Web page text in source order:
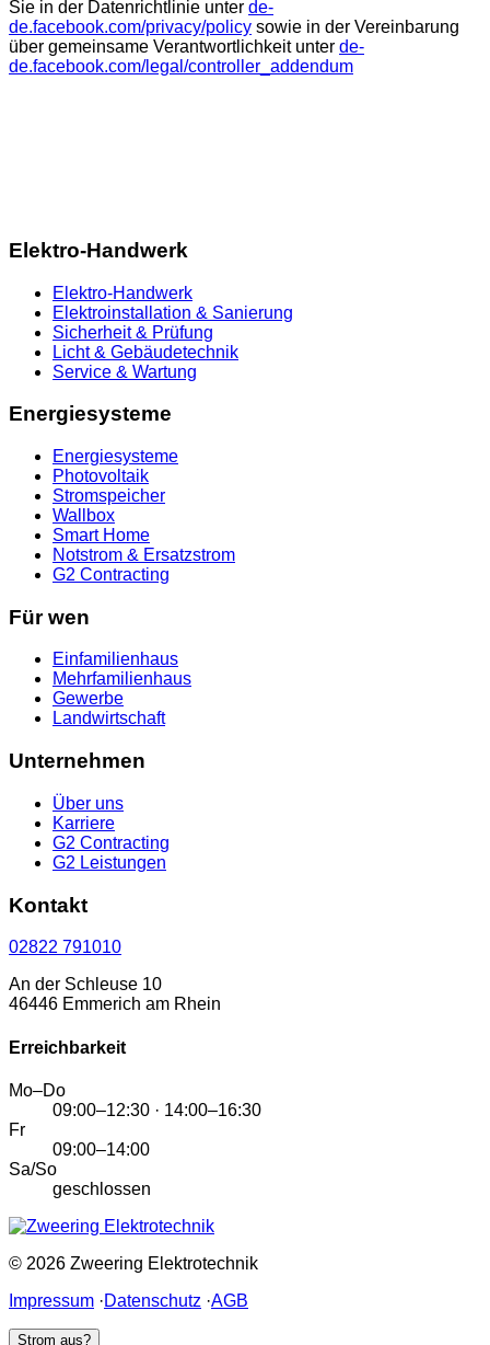
Sie in der Datenrichtlinie unter de-
de.facebook.com/privacy/policy sowie in der Vereinbarung
über gemeinsame Verantwortlichkeit unter de-
de.facebook.com/legal/controller_addendum
Elektro-Handwerk
Elektro-Handwerk
Elektroinstallation & Sanierung
Sicherheit & Prüfung
Licht & Gebäudetechnik
Service & Wartung
Energiesysteme
Energiesysteme
Photovoltaik
Stromspeicher
Wallbox
Smart Home
Notstrom & Ersatzstrom
G2 Contracting
Für wen
Einfamilienhaus
Mehrfamilienhaus
Gewerbe
Landwirtschaft
Unternehmen
Über uns
Karriere
G2 Contracting
G2 Leistungen
Kontakt
02822 791010
An der Schleuse 10
46446 Emmerich am Rhein
Erreichbarkeit
Mo–Do
09:00–12:30 · 14:00–16:30
Fr
09:00–14:00
Sa/So
geschlossen
© 2026 Zweering Elektrotechnik
Impressum ·Datenschutz ·AGB
Strom aus?